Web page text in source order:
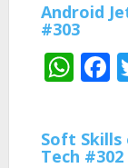
Android
#303
Soft Skills
Tech #302